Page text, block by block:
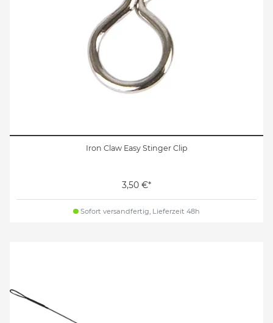
Iron Claw Easy Stinger Clip
3,50 €*
Sofort versandfertig, Lieferzeit 48h